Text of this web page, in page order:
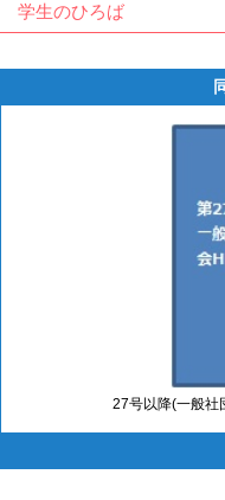
学生のひろば
27号以降(一般社